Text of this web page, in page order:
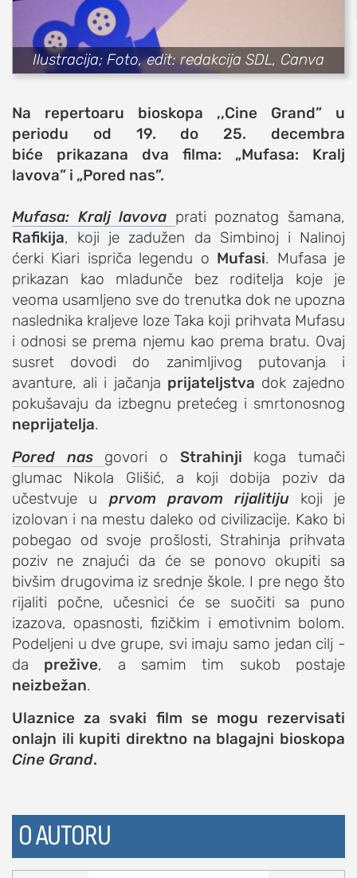
sport
fudbal
košarka
rukomet
e-sport
ostali sportovi
zabava
putovanja
moda i stil
studenti
organizacije
konkursi
fakulteti
studentski život
zdravlje
it
kolumna
sdl podkast
STUDENTSKI DNEVNI LIST
o nama
impresum
kontakt
Ilustracija; Foto, edit: redakcija SDL, Canva
Na repertoaru bioskopa ,,Cine Grand” u
periodu od 19. do 25. decembra
biće prikazana dva filma: „Mufasa: Kralj
lavova” i „Pored nas”.
Mufasa: Kralj lavova prati poznatog šamana,
Rafikija, koji je zadužen da Simbinoj i Nalinoj
ćerki Kiari ispriča legendu o Mufasi. Mufasa je
prikazan kao mladunče bez roditelja koje je
veoma usamljeno sve do trenutka dok ne upozna
naslednika kraljeve loze Taka koji prihvata Mufasu
i odnosi se prema njemu kao prema bratu. Ovaj
susret dovodi do zanimljivog putovanja i
avanture, ali i jačanja prijateljstva dok zajedno
pokušavaju da izbegnu pretećeg i smrtonosnog
neprijatelja.
Pored nas govori o Strahinji koga tumači
glumac Nikola Glišić, a koji dobija poziv da
učestvuje u prvom pravom rijalitiju
koji je
izolovan i na mestu daleko od civilizacije. Kako bi
pobegao od svoje prošlosti, Strahinja prihvata
poziv ne znajući da će se ponovo okupiti sa
bivšim drugovima iz srednje škole. I pre nego što
rijaliti počne, učesnici će se suočiti sa puno
izazova, opasnosti, fizičkim i emotivnim bolom.
Podeljeni u dve grupe, svi imaju samo jedan cilj -
da prežive, a samim tim sukob postaje
neizbežan.
Ulaznice za svaki film se mogu rezervisati
onlajn ili kupiti direktno na blagajni bioskopa
Cine Grand.
O AUTORU